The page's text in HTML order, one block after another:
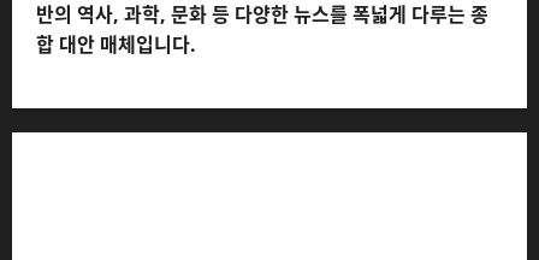
반의 역사, 과학, 문화 등 다양한 뉴스를 폭넓게 다루는 종
합 대안 매체입니다.